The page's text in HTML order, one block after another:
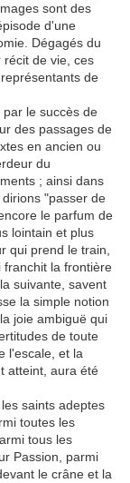
sont des
d'une
Dégagés du
de vie, ces
de
le succès de
des passages de
en ancien ou
du
; ainsi dans
"passer de
le parfum de
lointain et plus
qui prend le train,
franchit la frontière
suivante, savent
la simple notion
joie ambiguë qui
de toute
l'escale, et la
atteint, aura été
saints adeptes
toutes les
tous les
Passion, parmi
le crâne et la